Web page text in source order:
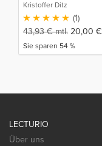
Kristoffer Ditz
(1)
43,93€mtl. 20,00 €
Sie sparen 54 %
LECTURIO
Über uns